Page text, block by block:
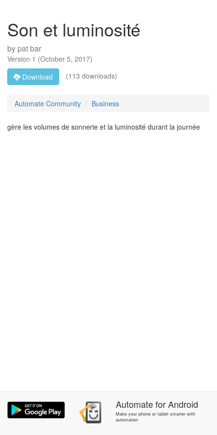
Son et luminosité
by pat bar
Version 1 (October 5, 2017)
Download
(113 downloads)
Automate Community Business
gère les volumes de sonnerie et la luminosité durant la journée
AutomateforAndroid
Make your phone or tablet smarter with
automation